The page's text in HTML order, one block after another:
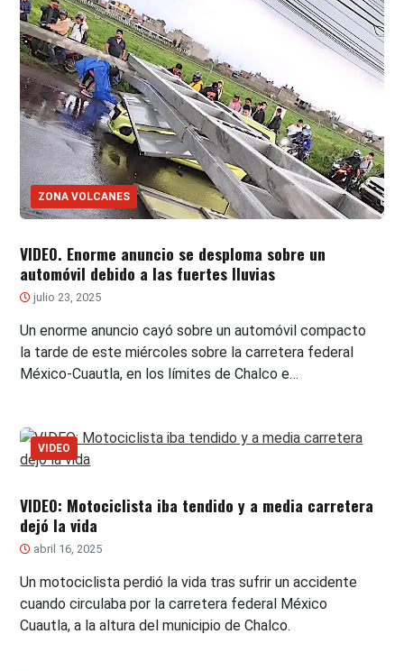
ZONA VOLCANES
VIDEO. Enorme anuncio se desploma sobre un
automóvil debido a las fuertes lluvias
julio 23, 2025
Un enorme anuncio cayó sobre un automóvil compacto
la tarde de este miércoles sobre la carretera federal
México-Cuautla, en los límites de Chalco e…
VIDEO
VIDEO: Motociclista iba tendido y a media carretera
dejó la vida
abril 16, 2025
Un motociclista perdió la vida tras sufrir un accidente
cuando circulaba por la carretera federal México
Cuautla, a la altura del municipio de Chalco.